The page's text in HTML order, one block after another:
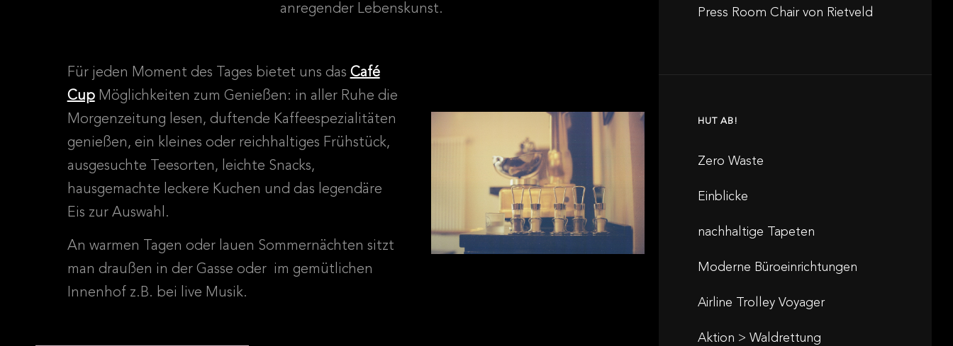
anregender Lebenskunst.
Für jeden Moment des Tages bietet uns das Café
CupMöglichkeiten zum Genießen: in aller Ruhe die
Morgenzeitung lesen, duftende Kaffeespezialitäten
genießen, ein kleines oder reichhaltiges Frühstück,
ausgesuchte Teesorten, leichte Snacks,
hausgemachte leckere Kuchen und das legendäre
Eis zur Auswahl.
An warmen Tagen oder lauen Sommernächten sitzt
man draußen in der Gasse oder im gemütlichen
Innenhof z.B. bei live Musik.
Press Room Chair von Rietveld
HUT AB!
Zero Waste
Einblicke
nachhaltige Tapeten
Moderne Büroeinrichtungen
Airline Trolley Voyager
Aktion > Waldrettung